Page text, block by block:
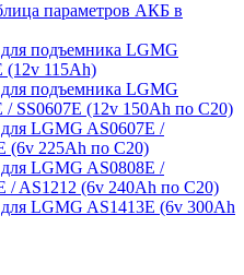
параметров АКБ в
для подъемника LGMG
(12v 115Ah)
для подъемника LGMG
/ SS0607E (12v 150Ah по С20)
для LGMG AS0607E /
(6v 225Ah по С20)
для LGMG AS0808E /
/ AS1212 (6v 240Ah по С20)
для LGMG AS1413E (6v 300Ah